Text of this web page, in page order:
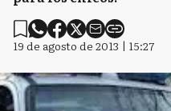
19 de agosto de 2013 | 15:27